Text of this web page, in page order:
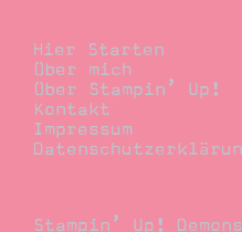
Hier Starten
Über mich
Über Stampin’ Up!
Kontakt
Impressum
Stampin’ Up!